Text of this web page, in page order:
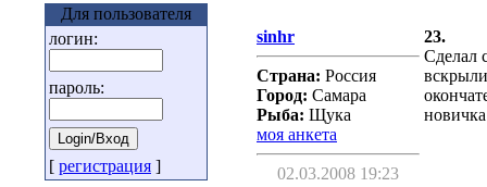
Для пользователя
логин:
пароль:
[ регистрация ]
sinhr
Страна: Россия
Город: Самара
Рыба: Щука
моя анкета
02.03.2008 19:23
23.
Сделал